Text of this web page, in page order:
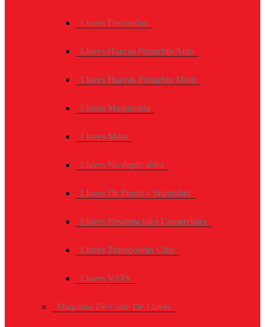
Llaves Decoradas
Llaves Huecas Portachip Auto
Llaves Huecas Portachip Moto
Llaves Maquinaria
Llaves Moto
Llaves No duplicables
Llaves De Punto y Seguridad
Llaves Residenciales Comerciales
Llaves Transponder Chip
Llaves VATS
Maquinas De Corte De Llaves